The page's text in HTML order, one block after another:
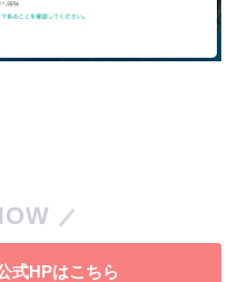
式HPはこちら